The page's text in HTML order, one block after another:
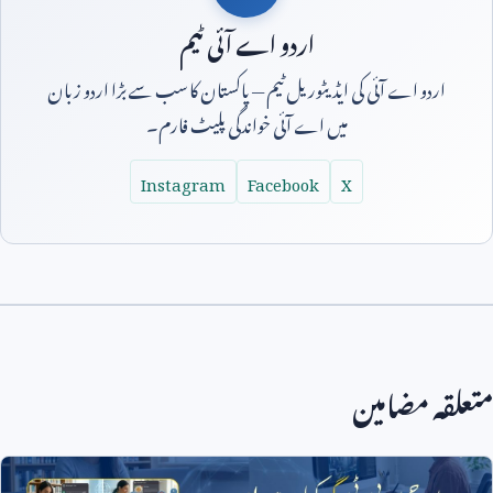
اردو اے آئی ٹیم
اردو اے آئی کی ایڈیٹوریل ٹیم — پاکستان کا سب سے بڑا اردو زبان
میں اے آئی خواندگی پلیٹ فارم۔
Facebook
Instagram
مضامین